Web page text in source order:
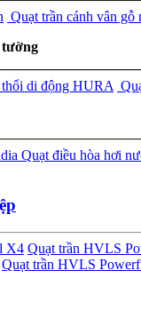
Quạt trần cánh vân gỗ
thổi di động HURA
Quạt điều hòa hơi
X4 Quạt trần HVLS
Quạt trần HVLS